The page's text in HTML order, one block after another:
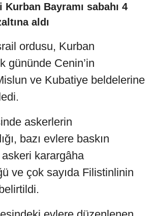
Bayramı sabahı 4
aldı
ordusu, Kurban
gününde Cenin’in
ve Kubatiye beldelerine
askerlerin
bazı evlere baskın
karargâha
ve çok sayıda Filistinlinin